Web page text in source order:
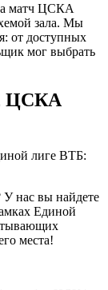
матч ЦСКА
зала. Мы
от доступных
мог выбрать
ЦСКА
лиге ВТБ:
У нас вы найдете
Единой
места!